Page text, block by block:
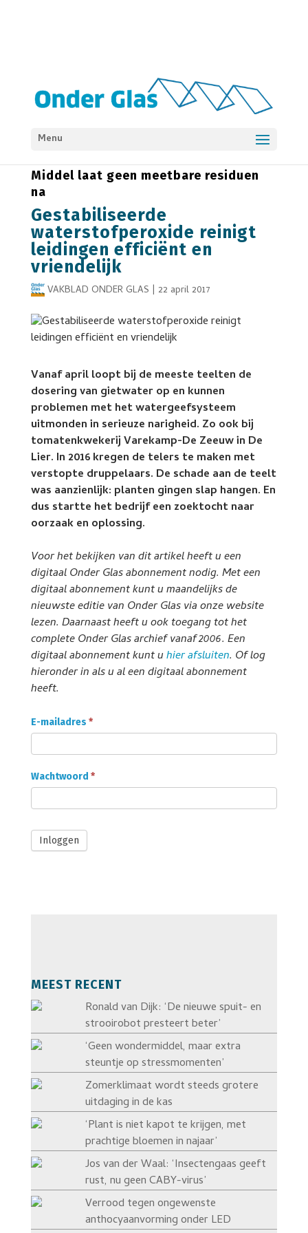
Menu
ACHTERGROND
Middel laat geen meetbare residuen
na
Gestabiliseerde
waterstofperoxide reinigt
leidingen efficiënt en
vriendelijk
VAKBLAD ONDER GLAS | 22 april 2017
Vanaf april loopt bij de meeste teelten de
dosering van gietwater op en kunnen
problemen met het watergeefsysteem
uitmonden in serieuze narigheid. Zo ook bij
tomatenkwekerij Varekamp-De Zeeuw in De
Lier. In 2016 kregen de telers te maken met
verstopte druppelaars. De schade aan de teelt
was aanzienlijk: planten gingen slap hangen. En
dus startte het bedrijf een zoektocht naar
oorzaak en oplossing.
Voor het bekijken van dit artikel heeft u een
digitaal Onder Glas abonnement nodig. Met een
digitaal abonnement kunt u maandelijks de
nieuwste editie van Onder Glas via onze website
lezen. Daarnaast heeft u ook toegang tot het
complete Onder Glas archief vanaf 2006. Een
digitaal abonnement kunt uhier afsluiten. Of log
hieronder in als u al een digitaal abonnement
heeft.
Onder
Glas
Abonnee
login
E-mailadres *
Wachtwoord *
Inloggen
MEEST RECENT
Ronald van Dijk: ‘De nieuwe spuit- en
strooirobot presteert beter’
‘Geen wondermiddel, maar extra
steuntje op stressmomenten’
Zomerklimaat wordt steeds grotere
uitdaging in de kas
‘Plant is niet kapot te krijgen, met
prachtige bloemen in najaar’
Jos van der Waal: ‘Insectengaas geeft
rust, nu geen CABY-virus’
Verrood tegen ongewenste
anthocyaanvorming onder LED